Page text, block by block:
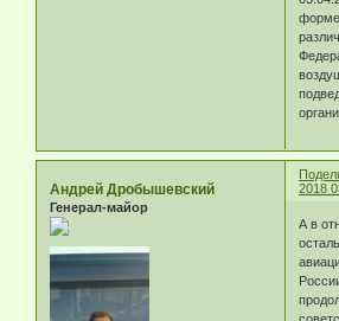
2018
Андрей Дробышевский
Генерал-майор
А в